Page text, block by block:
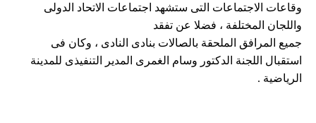
وقاعات الاجتماعات التى ستشهد اجتماعات الاتحاد الدولى
واللجان المختلفة ، فضلا عن تفقد
جميع المرافق الملحقة بالصالات بنادى النادى ، وكان فى
استقبال اللجنة الدكتور وسام الغمرى المدير التنفيذى للمدينة
الرياضية .